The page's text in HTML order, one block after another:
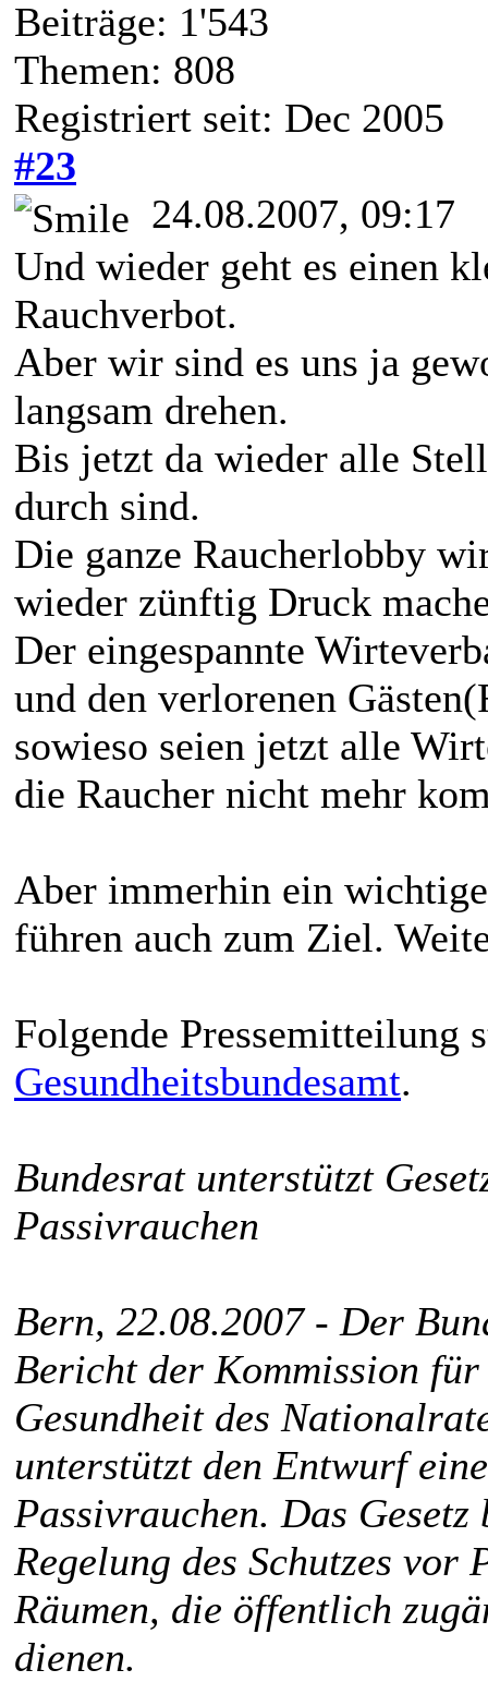
Beiträge: 1'543
Themen: 808
Registriert seit: Dec 2005
#23
24.08.2007, 09:17
Und wieder geht es einen
Rauchverbot.
Aber wir sind es uns ja
langsam drehen.
Bis jetzt da wieder alle
durch sind.
Die ganze Raucherlobby
wieder zünftig Druck
Der eingespannte
und den verlorenen
sowieso seien jetzt alle
die Raucher nicht mehr
Aber immerhin ein
führen auch zum Ziel.
Folgende Pressemitteilung
Gesundheitsbundesamt.
Bundesrat unterstützt
Passivrauchen
Bern, 22.08.2007 - Der
Bericht der Kommission
Gesundheit des
unterstützt den Entwurf
Passivrauchen. Das
Regelung des Schutzes vor
Räumen, die öffentlich
dienen.